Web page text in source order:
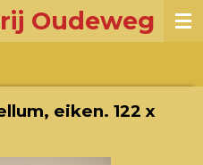
Oudeweg
eiken. 122 x